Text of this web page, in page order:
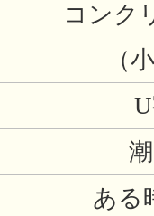
コンク
（
ある